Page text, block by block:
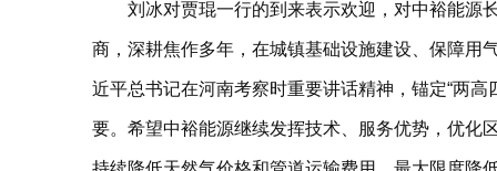
刘冰对贾琨一行的到来表示欢迎，对中裕能源
商，深耕焦作多年，在城镇基础设施建设、保障用
近平总书记在河南考察时重要讲话精神，锚定“两
要。希望中裕能源继续发挥技术、服务优势，优化